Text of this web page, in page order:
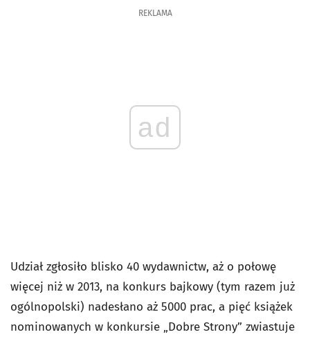
REKLAMA
ad
Udział zgłosiło blisko 40 wydawnictw, aż o połowę
więcej niż w 2013, na konkurs bajkowy (tym razem już
ogólnopolski) nadesłano aż 5000 prac, a pięć książek
nominowanych w konkursie „Dobre Strony” zwiastuje